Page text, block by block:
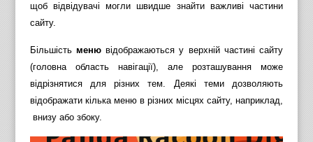
щоб відвідувачі могли швидше знайти важливі частини
сайту.
Більшість менювідображаються у верхній частині сайту
(головна область навігації), але розташування може
відрізнятися для різних тем. Деякі теми дозволяють
відображати кілька меню в різних місцях сайту, наприклад,
внизу або збоку.